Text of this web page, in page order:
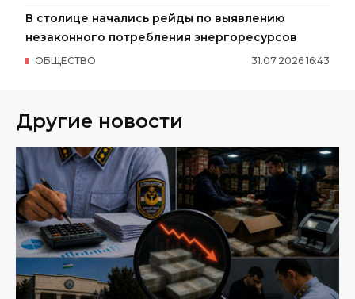
В столице начались рейды по выявлению
незаконного потребления энергоресурсов
31.07.2026 16:43
ОБЩЕСТВО
Другие новости